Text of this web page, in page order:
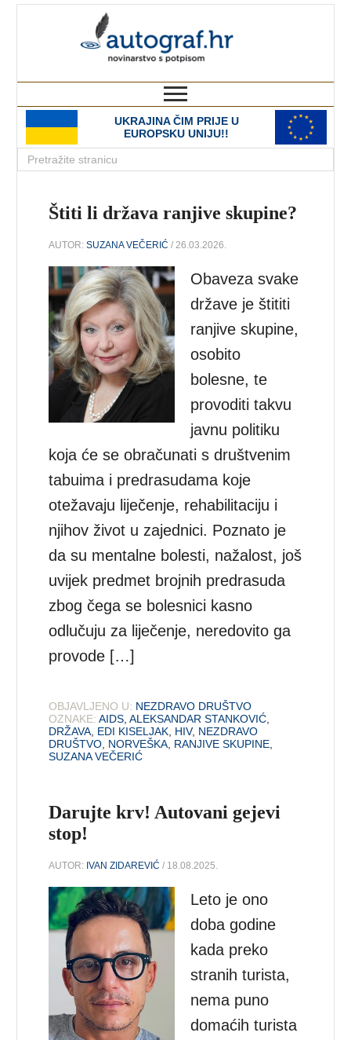
UKRAJINA ČIM PRIJE U
EUROPSKU UNIJU!!
Štiti li država ranjive skupine?
AUTOR:SUZANA VEČERIĆ / 26.03.2026.
Obaveza svake
države je štititi
ranjive skupine,
osobito
bolesne, te
provoditi takvu
javnu politiku
koja će se obračunati s društvenim
tabuima i predrasudama koje
otežavaju liječenje, rehabilitaciju i
njihov život u zajednici. Poznato je
da su mentalne bolesti, nažalost, još
uvijek predmet brojnih predrasuda
zbog čega se bolesnici kasno
odlučuju za liječenje, neredovito ga
provode […]
OBJAVLJENO U: NEZDRAVO DRUŠTVO
OZNAKE: AIDS ,ALEKSANDAR STANKOVIĆ
DRŽAVA EDI KISELJAK HIV, NEZDRAVO
DRUŠTVO NORVEŠKA RANJIVE SKUPINE
SUZANA VEČERIĆ
Darujte krv! Autovani gejevi
stop!
AUTOR: IVAN ZIDAREVIĆ / 18.08.2025.
Leto je ono
doba godine
kada preko
stranih turista,
nema puno
domaćih turista